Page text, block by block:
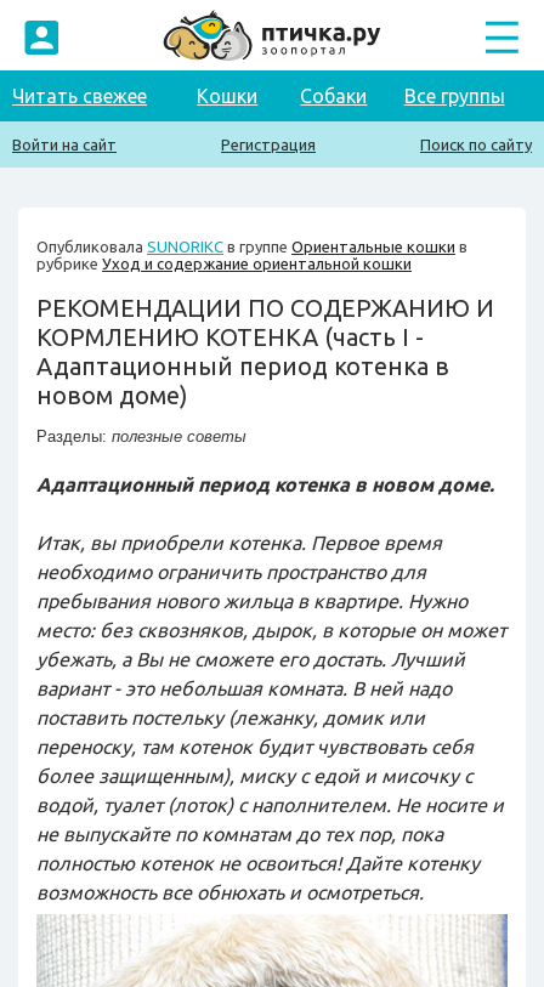
Читать свежее Кошки Собаки Все группы
Войти на сайт Регистрация Поиск по сайту
Опубликовала SUNORIKC в группе Ориентальные кошки в
рубрике Уход и содержание ориентальной кошки
РЕКОМЕНДАЦИИ ПО СОДЕРЖАНИЮ И
КОРМЛЕНИЮ КОТЕНКА (часть I -
Адаптационный период котенка в
новом доме)
Разделы: полезные советы
Адаптационный период котенка в новом доме.
Итак, вы приобрели котенка. Первое время
необходимо ограничить пространство для
пребывания нового жильца в квартире. Нужно
место: без сквозняков, дырок, в которые он может
убежать, а Вы не сможете его достать. Лучший
вариант - это небольшая комната. В ней надо
поставить постельку (лежанку, домик или
переноску, там котенок будит чувствовать себя
более защищенным), миску с едой и мисочку с
водой, туалет (лоток) с наполнителем. Не носите и
не выпускайте по комнатам до тех пор, пока
полностью котенок не освоиться! Дайте котенку
возможность все обнюхать и осмотреться.